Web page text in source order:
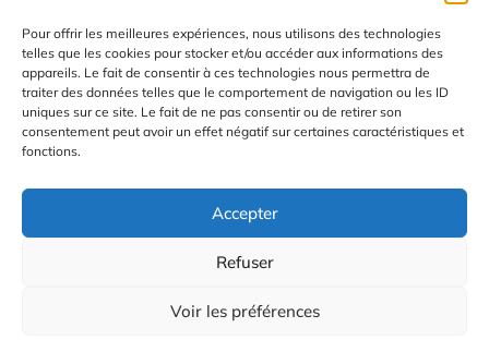
Pour offrir les meilleures expériences, nous utilisons des technologies
telles que les cookies pour stocker et/ou accéder aux informations des
appareils. Le fait de consentir à ces technologies nous permettra de
traiter des données telles que le comportement de navigation ou les ID
uniques sur ce site. Le fait de ne pas consentir ou de retirer son
consentement peut avoir un effet négatif sur certaines caractéristiques et
fonctions.
Accepter
Refuser
Voir les préférences
Mentions Légales
Plan du site
Gestion des Cookies
© 2026 Radio Calade